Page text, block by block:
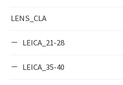
LENS_CLA
LEICA_21-28
LEICA_35-40